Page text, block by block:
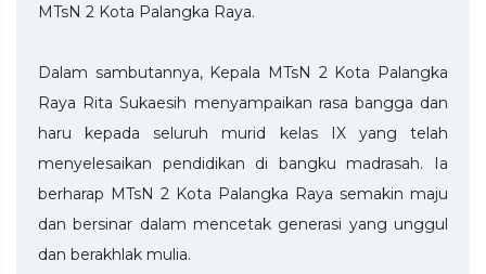
MTsN 2 Kota Palangka Raya.
Dalam sambutannya, Kepala MTsN 2 Kota Palangka
Raya Rita Sukaesih menyampaikan rasa bangga dan
haru kepada seluruh murid kelas IX yang telah
menyelesaikan pendidikan di bangku madrasah. Ia
berharap MTsN 2 Kota Palangka Raya semakin maju
dan bersinar dalam mencetak generasi yang unggul
dan berakhlak mulia.